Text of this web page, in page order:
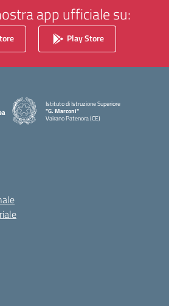
app ufficiale su:
Play Store
Istituto di Istruzione Superiore
"G. Marconi"
Vairano Patenora (CE)